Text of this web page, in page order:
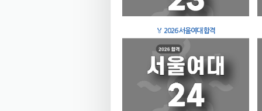
🏅 2026 서울여대 합격